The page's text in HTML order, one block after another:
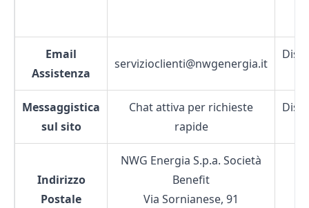
Email
Assistenza
servizioclienti@nwgenergia.it
Messaggistica
sul sito
Chat attiva per richieste
rapide
Indirizzo
Postale
NWG Energia S.p.a. Società
Benefit
Via Sornianese, 91